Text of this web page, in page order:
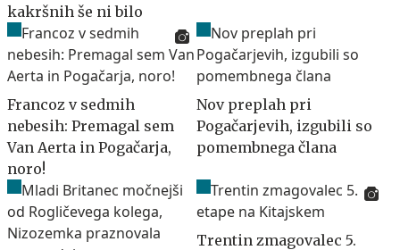
kakršnih še ni bilo
Francoz v sedmih
nebesih: Premagal sem
Van Aerta in Pogačarja,
noro!
Nov preplah pri
Pogačarjevih, izgubili so
pomembnega člana
Trentin zmagovalec 5.